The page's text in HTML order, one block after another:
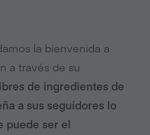
la bienvenida a
a través de su
de ingredientes de
a sus seguidores lo
puede ser el